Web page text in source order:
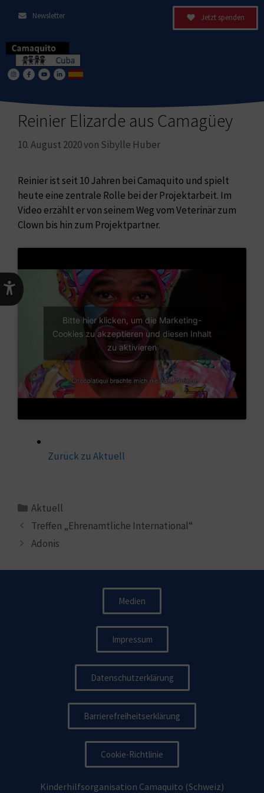
Newsletter Jetzt spenden
Reinier Elizarde aus Camagüey
10. August 2020von Sibylle Huber
Reinier ist seit 10 Jahren bei Camaquito und spielt
heute eine zentrale Rolle bei der Projektarbeit. Im
Video erzählt er von seinem Weg vom Veterinär zum
Clown bis hin zum Projektpartner.
Bitte hier klicken, um die Marketing-
Cookies zu akzeptieren und diesen Inhalt
zu aktivieren
Zurück zu Aktuell
Aktuell
Treffen „Ehrenamtliche International“
Adonis
Medien
Impressum
Datenschutzerklärung
Barrierefreiheitserklärung
Cookie-Richtlinie
Kinderhilfsorganisation Camaquito (Schweiz)